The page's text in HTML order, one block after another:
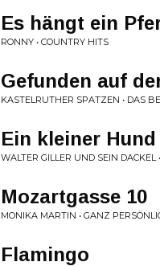
Es hängt ein
RONNY • COUNTRY HITS
Gefunden auf
KASTELRUTHER SPATZEN • DAS
Ein kleiner Hund
WALTER GILLER UND SEIN DACKEL
Mozartgasse 10
MONIKA MARTIN • GANZ
Flamingo